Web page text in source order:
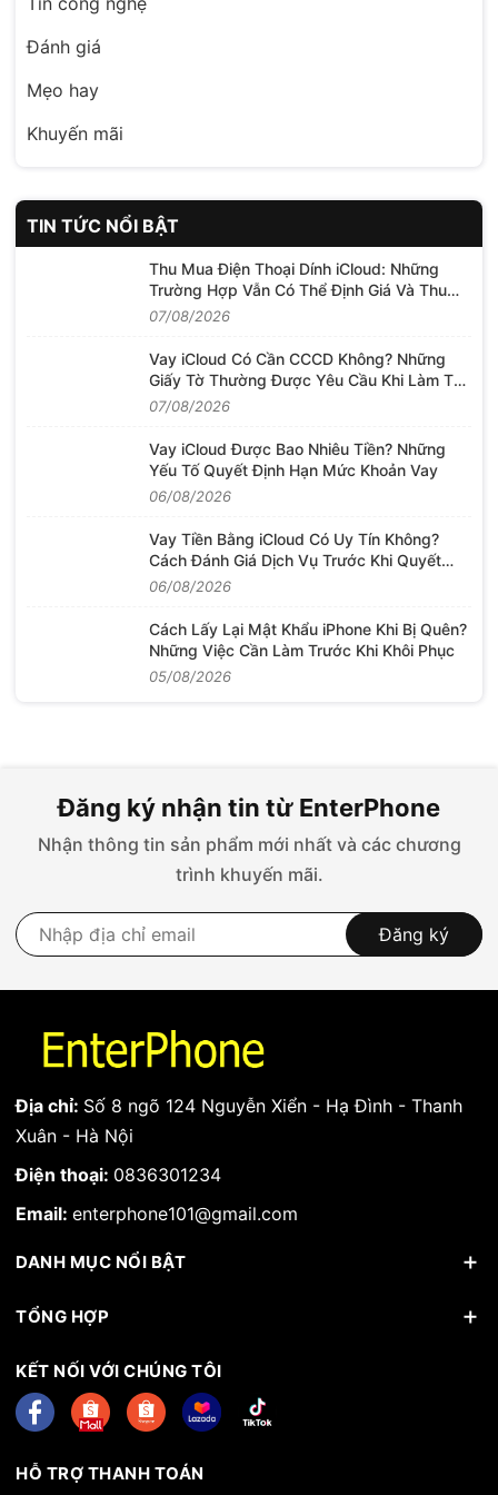
Đánh giá
Mẹo hay
Khuyến mãi
TIN TỨC NỔI BẬT
Thu Mua Điện Thoại Dính iCloud: Những
Trường Hợp Vẫn Có Thể Định Giá Và Thu
Mua
07/08/2026
Vay iCloud Có Cần CCCD Không? Những
Giấy Tờ Thường Được Yêu Cầu Khi Làm Thủ
Tục
07/08/2026
Vay iCloud Được Bao Nhiêu Tiền? Những
Yếu Tố Quyết Định Hạn Mức Khoản Vay
06/08/2026
Vay Tiền Bằng iCloud Có Uy Tín Không?
Cách Đánh Giá Dịch Vụ Trước Khi Quyết
Định
06/08/2026
Cách Lấy Lại Mật Khẩu iPhone Khi Bị Quên?
Những Việc Cần Làm Trước Khi Khôi Phục
05/08/2026
Đăng ký nhận tin từ EnterPhone
Nhận thông tin sản phẩm mới nhất và các chương
trình khuyến mãi.
Đăng ký
Địa chỉ: Số 8 ngõ 124 Nguyễn Xiển - Hạ Đình - Thanh
Xuân - Hà Nội
Điện thoại: 0836301234
Email: enterphone101@gmail.com
DANH MỤC NỔI BẬT
TỔNG HỢP
KẾT NỐI VỚI CHÚNG TÔI
HỖ TRỢ THANH TOÁN